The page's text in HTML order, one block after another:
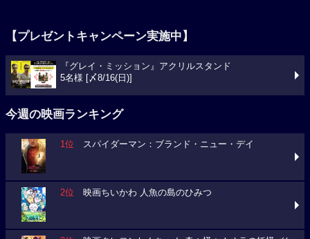
【プレゼントキャンペーン実施中】
『グレイ・ミッション』アクリルスタンド
5名様 [〆8/16(日)]
今週の映画ランキング
1位 スパイダーマン：ブランド・ニュー・デイ
2位 映画ちいかわ 人魚の島のひみつ